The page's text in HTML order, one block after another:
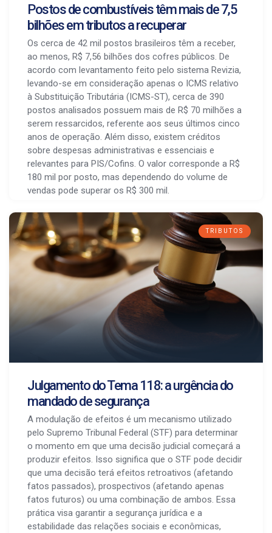
Postos de combustíveis têm mais de 7,5
bilhões em tributos a recuperar
Os cerca de 42 mil postos brasileiros têm a receber,
ao menos, R$ 7,56 bilhões dos cofres públicos. De
acordo com levantamento feito pelo sistema Revizia,
levando-se em consideração apenas o ICMS relativo
à Substituição Tributária (ICMS-ST), cerca de 390
postos analisados possuem mais de R$ 70 milhões a
serem ressarcidos, referente aos seus últimos cinco
anos de operação. Além disso, existem créditos
sobre despesas administrativas e essenciais e
relevantes para PIS/Cofins. O valor corresponde a R$
180 mil por posto, mas dependendo do volume de
vendas pode superar os R$ 300 mil.
TRIBUTOS
Julgamento do Tema 118: a urgência do
mandado de segurança
A modulação de efeitos é um mecanismo utilizado
pelo Supremo Tribunal Federal (STF) para determinar
o momento em que uma decisão judicial começará a
produzir efeitos. Isso significa que o STF pode decidir
que uma decisão terá efeitos retroativos (afetando
fatos passados), prospectivos (afetando apenas
fatos futuros) ou uma combinação de ambos. Essa
prática visa garantir a segurança jurídica e a
estabilidade das relações sociais e econômicas,